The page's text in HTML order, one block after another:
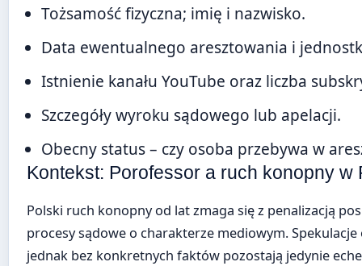
Tożsamość fizyczna; imię i nazwisko.
Data ewentualnego aresztowania i
Istnienie kanału YouTube oraz liczba
Szczegóły wyroku sądowego lub apelacji.
Obecny status – czy osoba przebywa w
Kontekst: Porofessor a ruch konopny w
Polski ruch konopny od lat zmaga się z penalizacją
procesy sądowe o charakterze mediowym.
jednak bez konkretnych faktów pozostają jedynie